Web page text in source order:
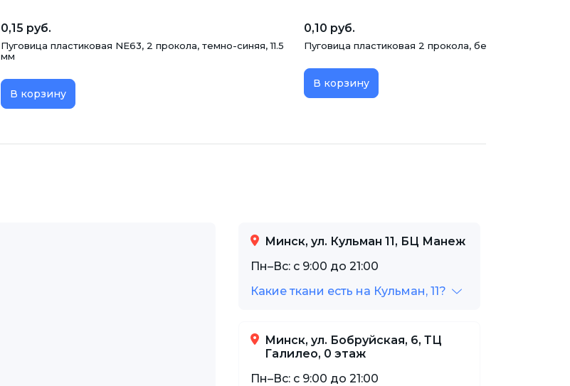
0,15 руб.
Пуговица пластиковая NE63, 2 прокола, темно-синяя, 11.5
мм
В корзину
0,10 руб.
Пуговица пластиковая 2 прокола, бежевая, 10 мм,
В корзину
Минск, ул. Кульман 11, БЦ Манеж
Пн–Вс: с 9:00 до 21:00
Какие ткани есть на Кульман, 11?
Минск, ул. Бобруйская, 6, ТЦ
Галилео, 0 этаж
Пн–Вс: с 9:00 до 21:00